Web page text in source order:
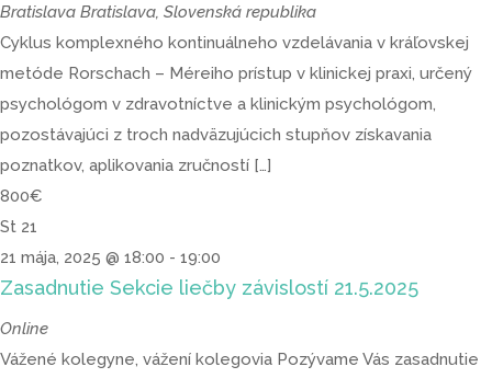
Bratislava Bratislava, Slovenská republika
Cyklus komplexného kontinuálneho vzdelávania v kráľovskej
metóde Rorschach – Méreiho prístup v klinickej praxi, určený
psychológom v zdravotníctve a klinickým psychológom,
pozostávajúci z troch nadväzujúcich stupňov získavania
poznatkov, aplikovania zručností […]
800€
St 21
21 mája, 2025 @ 18:00 - 19:00
Zasadnutie Sekcie liečby závislostí 21.5.2025
Online
Vážené kolegyne, vážení kolegovia Pozývame Vás zasadnutie